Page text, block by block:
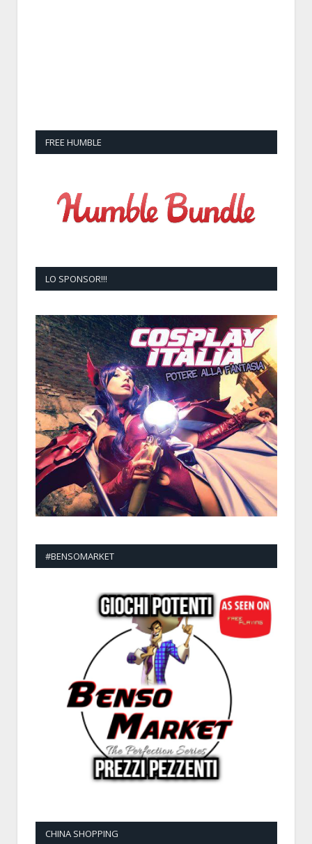
FREE HUMBLE
LO SPONSOR!!!
#BENSOMARKET
CHINA SHOPPING